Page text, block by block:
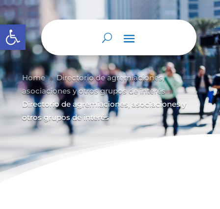
Abrir barra de herramientas
Home 9 Directorio de agremiaciones,
asociaciones y otros grupos de interés 9
Directorio de agremiaciones, asociaciones y
otros grupos de interés